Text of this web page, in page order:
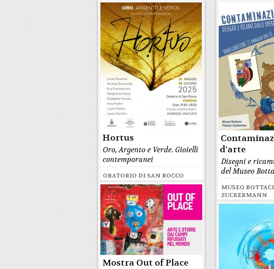
Hortus
Oro, Argento e Verde. Gioielli
contemporanei
ORATORIO DI SAN ROCCO
d'arte
Disegni e
del Museo
MUSEO
ZUCKERMANN
Mostra Out of Place